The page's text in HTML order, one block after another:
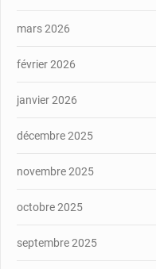
mars 2026
février 2026
janvier 2026
décembre 2025
novembre 2025
octobre 2025
septembre 2025